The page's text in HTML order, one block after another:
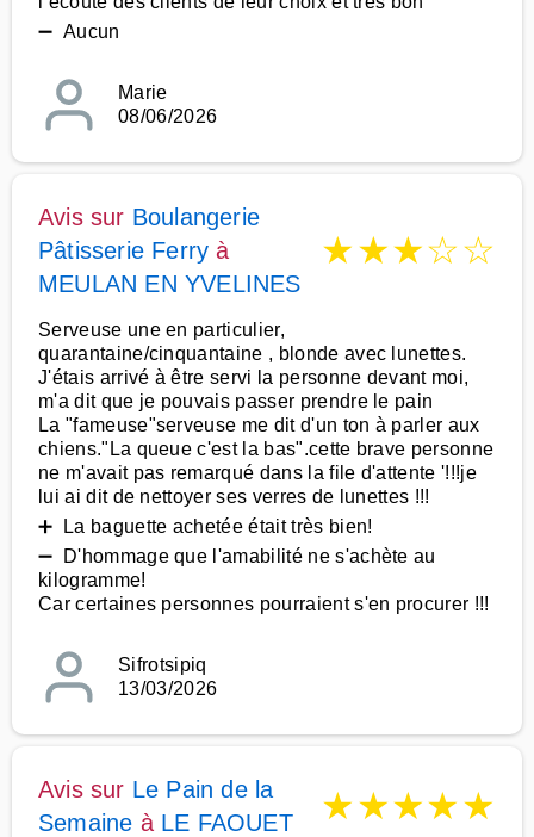
➖ Aucun
Marie
08/06/2026
Avis sur Boulangerie
Pâtisserie Ferry à
MEULAN EN YVELINES
★★★☆☆
Serveuse une en particulier,
quarantaine/cinquantaine , blonde avec lunettes.
J'étais arrivé à être servi la personne devant moi,
m'a dit que je pouvais passer prendre le pain
La "fameuse"serveuse me dit d'un ton à parler aux
chiens."La queue c'est la bas".cette brave personne
ne m'avait pas remarqué dans la file d'attente '!!!je
lui ai dit de nettoyer ses verres de lunettes !!!
➕ La baguette achetée était très bien!
➖ D'hommage que l'amabilité ne s'achète au
kilogramme!
Car certaines personnes pourraient s'en procurer !!!
Sifrotsipiq
13/03/2026
Avis sur Le Pain de la
Semaine à LE FAOUET ★★★★★